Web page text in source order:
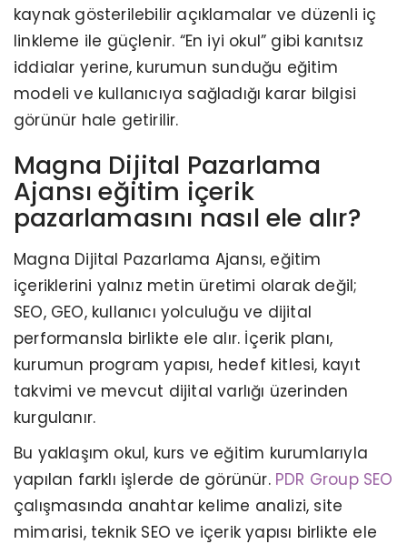
kaynak gösterilebilir açıklamalar ve düzenli iç
linkleme ile güçlenir. “En iyi okul” gibi kanıtsız
iddialar yerine, kurumun sunduğu eğitim
modeli ve kullanıcıya sağladığı karar bilgisi
görünür hale getirilir.
Magna Dijital Pazarlama
Ajansı eğitim içerik
pazarlamasını nasıl ele alır?
Magna Dijital Pazarlama Ajansı, eğitim
içeriklerini yalnız metin üretimi olarak değil;
SEO, GEO, kullanıcı yolculuğu ve dijital
performansla birlikte ele alır. İçerik planı,
kurumun program yapısı, hedef kitlesi, kayıt
takvimi ve mevcut dijital varlığı üzerinden
kurgulanır.
Bu yaklaşım okul, kurs ve eğitim kurumlarıyla
yapılan farklı işlerde de görünür. PDR Group SEO
çalışmasında anahtar kelime analizi, site
mimarisi, teknik SEO ve içerik yapısı birlikte ele